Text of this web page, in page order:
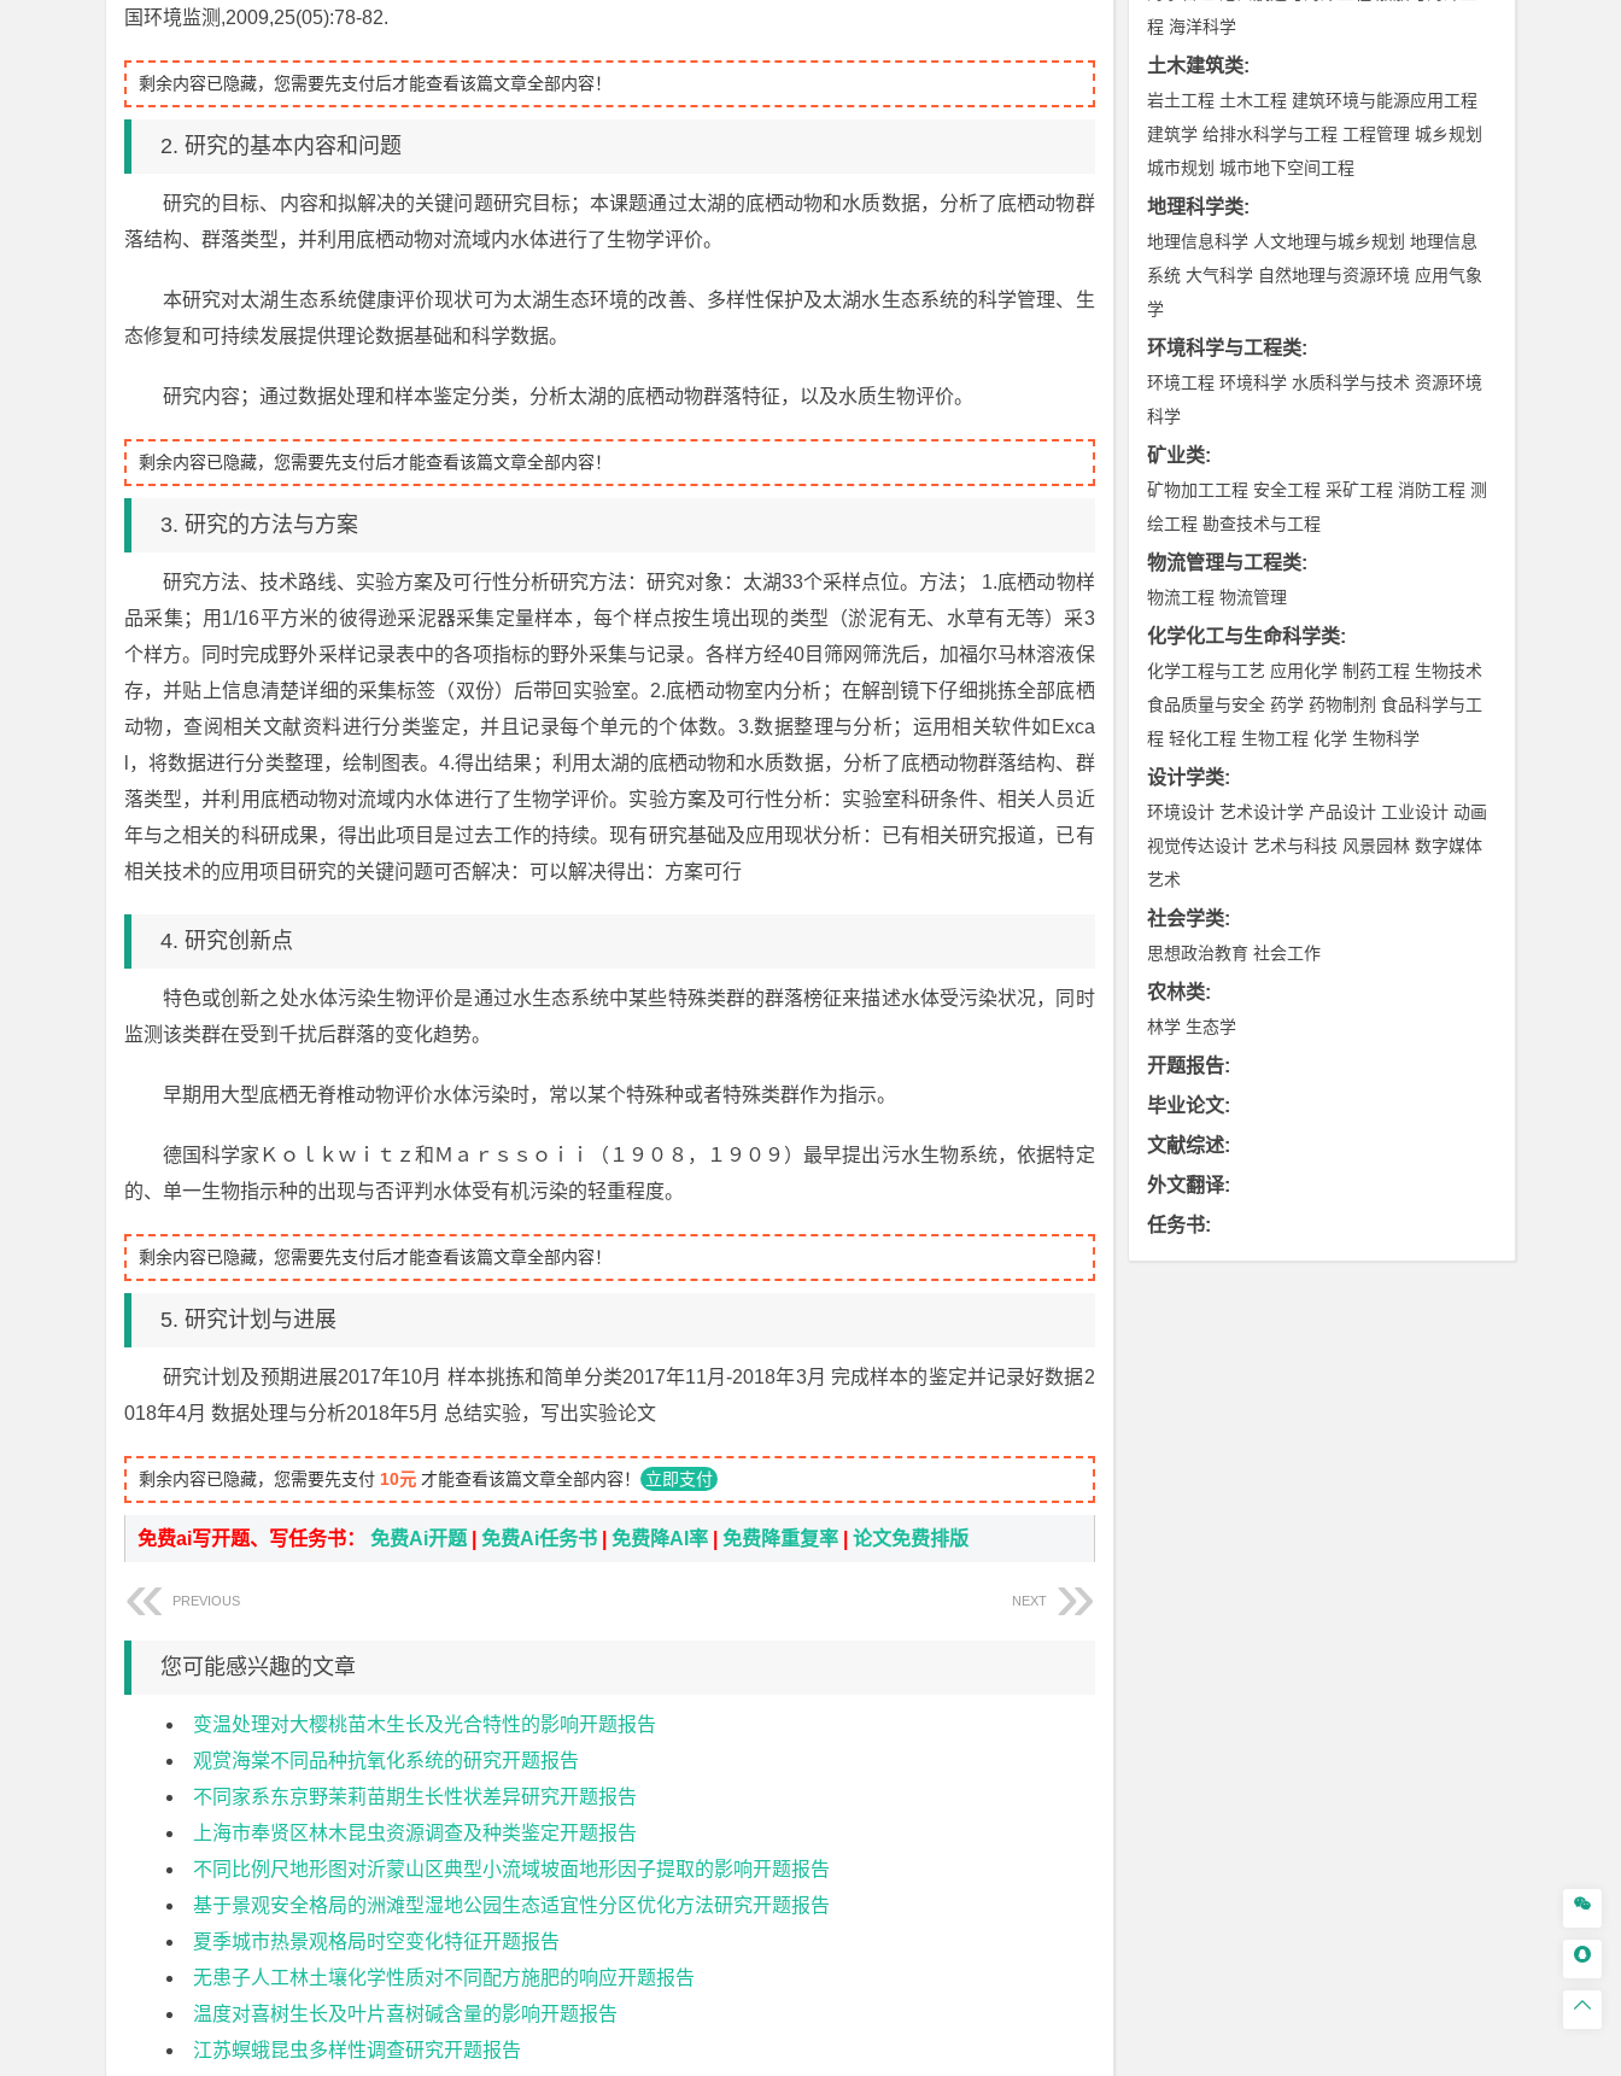
国环境监测,2009,25(05):78-82.
剩余内容已隐藏，您需要先支付后才能查看该篇文章全部内容！
2. 研究的基本内容和问题
研究的目标、内容和拟解决的关键问题研究目标；本课题通过太湖的底栖动物和水质数据，分析了底栖动物群
落结构、群落类型，并利用底栖动物对流域内水体进行了生物学评价。
本研究对太湖生态系统健康评价现状可为太湖生态环境的改善、多样性保护及太湖水生态系统的科学管理、生
态修复和可持续发展提供理论数据基础和科学数据。
研究内容；通过数据处理和样本鉴定分类，分析太湖的底栖动物群落特征，以及水质生物评价。
剩余内容已隐藏，您需要先支付后才能查看该篇文章全部内容！
3. 研究的方法与方案
研究方法、技术路线、实验方案及可行性分析研究方法：研究对象：太湖33个采样点位。方法； 1.底栖动物样
品采集；用1/16平方米的彼得逊采泥器采集定量样本，每个样点按生境出现的类型（淤泥有无、水草有无等）采3
个样方。同时完成野外采样记录表中的各项指标的野外采集与记录。各样方经40目筛网筛洗后，加福尔马林溶液保
存，并贴上信息清楚详细的采集标签（双份）后带回实验室。2.底栖动物室内分析；在解剖镜下仔细挑拣全部底栖
动物，查阅相关文献资料进行分类鉴定，并且记录每个单元的个体数。3.数据整理与分析；运用相关软件如Exca
l，将数据进行分类整理，绘制图表。4.得出结果；利用太湖的底栖动物和水质数据，分析了底栖动物群落结构、群
落类型，并利用底栖动物对流域内水体进行了生物学评价。实验方案及可行性分析：实验室科研条件、相关人员近
年与之相关的科研成果，得出此项目是过去工作的持续。现有研究基础及应用现状分析：已有相关研究报道，已有
相关技术的应用项目研究的关键问题可否解决：可以解决得出：方案可行
4. 研究创新点
特色或创新之处水体污染生物评价是通过水生态系统中某些特殊类群的群落榜征来描述水体受污染状况，同时
监测该类群在受到千扰后群落的变化趋势。
早期用大型底栖无脊椎动物评价水体污染时，常以某个特殊种或者特殊类群作为指示。
德国科学家Ｋｏｌｋｗｉｔｚ和Ｍａｒｓｓｏｉｉ（１９０８，１９０９）最早提出污水生物系统，依据特定
的、单一生物指示种的出现与否评判水体受有机污染的轻重程度。
剩余内容已隐藏，您需要先支付后才能查看该篇文章全部内容！
5. 研究计划与进展
研究计划及预期进展2017年10月 样本挑拣和简单分类2017年11月-2018年3月 完成样本的鉴定并记录好数据2
018年4月 数据处理与分析2018年5月 总结实验，写出实验论文
剩余内容已隐藏，您需要先支付 10元 才能查看该篇文章全部内容！ 立即支付
免费ai写开题、写任务书： 免费Ai开题 免费Ai任务书 免费降AI率 免费降重复率 论文免费排版
PREVIOUS NEXT
您可能感兴趣的文章
变温处理对大樱桃苗木生长及光合特性的影响开题报告
观赏海棠不同品种抗氧化系统的研究开题报告
不同家系东京野茉莉苗期生长性状差异研究开题报告
上海市奉贤区林木昆虫资源调查及种类鉴定开题报告
不同比例尺地形图对沂蒙山区典型小流域坡面地形因子提取的影响开题报告
基于景观安全格局的洲滩型湿地公园生态适宜性分区优化方法研究开题报告
夏季城市热景观格局时空变化特征开题报告
无患子人工林土壤化学性质对不同配方施肥的响应开题报告
温度对喜树生长及叶片喜树碱含量的影响开题报告
江苏螟蛾昆虫多样性调查研究开题报告
程 海洋科学
土木建筑类:
岩土工程 土木工程 建筑环境与能源应用工程
建筑学 给排水科学与工程 工程管理 城乡规划
城市规划 城市地下空间工程
地理科学类:
地理信息科学 人文地理与城乡规划 地理信息
系统 大气科学 自然地理与资源环境 应用气象
学
环境科学与工程类:
环境工程 环境科学 水质科学与技术 资源环境
科学
矿业类:
矿物加工工程 安全工程 采矿工程 消防工程 测
绘工程 勘查技术与工程
物流管理与工程类:
物流工程 物流管理
化学化工与生命科学类:
化学工程与工艺 应用化学 制药工程 生物技术
食品质量与安全 药学 药物制剂 食品科学与工
程 轻化工程 生物工程 化学 生物科学
设计学类:
环境设计 艺术设计学 产品设计 工业设计 动画
视觉传达设计 艺术与科技 风景园林 数字媒体
艺术
社会学类:
思想政治教育 社会工作
农林类:
林学 生态学
开题报告:
毕业论文:
文献综述:
外文翻译:
任务书:


